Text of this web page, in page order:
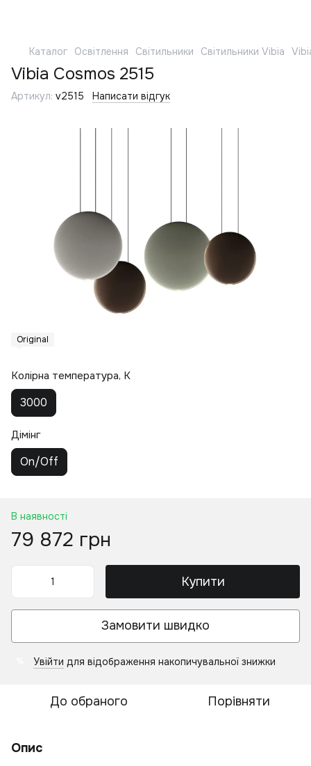
Каталог Освітлення Світильники Світильники Vibia
Vibia Cosmos 2515
Артикул: v2515 Написати відгук
Original
Колірна температура, K
3000
Дімінг
On/Off
В наявності
79 872 грн
Купити
Замовити швидко
Увійти для відображення накопичувальної знижки
До обраного Порівняти
Опис